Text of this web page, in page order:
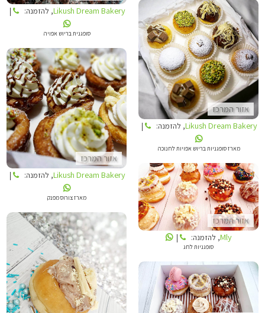
Likush Dream Bakery, להזמנה: |
סופגנית בריוש אפויה
אזור המרכז
LIKUSH DREAM BAKERY
Likush Dream Bakery, להזמנה: |
מארז סופגניות בריוש אפויות לחנוכה
אזור המרכז
LIKUSH DREAM BAKERY
Likush Dream Bakery, להזמנה: |
מארז צורוס מפנק
אזור המרכז
MLY
Mly, להזמנה: |
סופגניות לחג
MLY
MLY